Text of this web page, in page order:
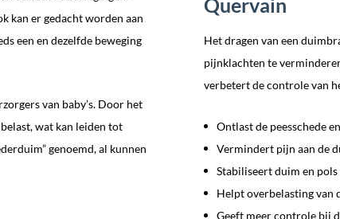
kan er gedacht worden aan
een en dezelfde beweging
van baby’s. Door het
wat kan leiden tot
genoemd, al kunnen
Quervain
Het dragen van een
pijnklachten te
verbetert de controle van
Ontlast de peesschede
Vermindert pijn aan de
Stabiliseert duim en
Helpt overbelasting van
Geeft meer controle bij